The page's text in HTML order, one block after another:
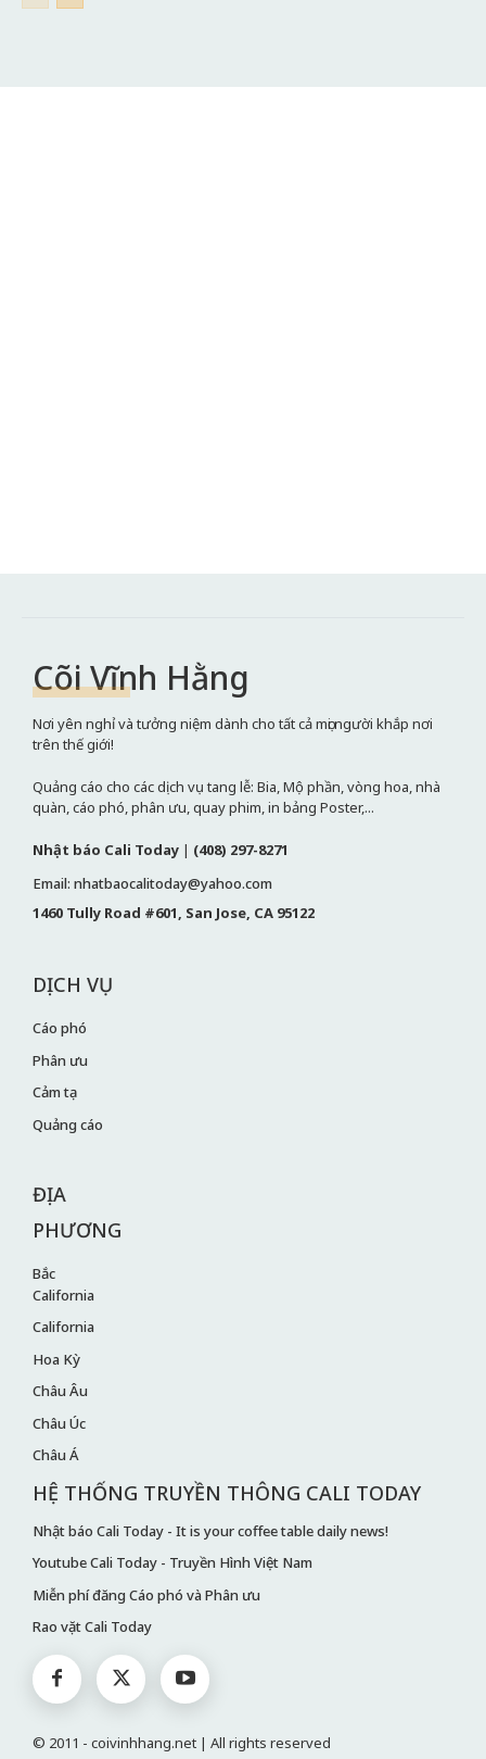
Cõi Vĩnh Hằng
Nơi yên nghỉ và tưởng niệm dành cho tất cả mọi người khắp nơi
trên thế giới!
Quảng cáo cho các dịch vụ tang lễ: Bia, Mộ phần, vòng hoa, nhà
quàn, cáo phó, phân ưu, quay phim, in bảng Poster,...
Nhật báo Cali Today | (408) 297-8271
Email: nhatbaocalitoday@yahoo.com
1460 Tully Road #601, San Jose, CA 95122
DỊCH VỤ
Cáo phó
Phân ưu
Cảm tạ
Quảng cáo
ĐỊA
PHƯƠNG
Bắc
California
California
Hoa Kỳ
Châu Âu
Châu Úc
Châu Á
HỆ THỐNG TRUYỀN THÔNG CALI TODAY
Nhật báo Cali Today - It is your coffee table daily news!
Youtube Cali Today - Truyền Hình Việt Nam
Miễn phí đăng Cáo phó và Phân ưu
Rao vặt Cali Today
© 2011 - coivinhhang.net | All rights reserved